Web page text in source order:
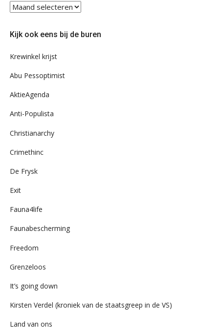
Blader
eens
ons
Kijk ook eens bij de buren
Krewinkel krijst
Abu Pessoptimist
AktieAgenda
Anti-Populista
Christianarchy
Crimethinc
De Frysk
Exit
Fauna4life
Faunabescherming
Freedom
Grenzeloos
It’s going down
Kirsten Verdel (kroniek van de staatsgreep in de VS)
Land van ons